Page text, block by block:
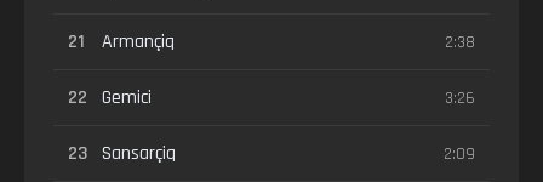
21 Armançiq 2:38
22 Gemici 3:26
23 Sansarçiq 2:09